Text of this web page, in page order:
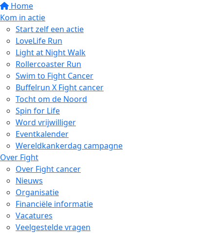
Home
Kom in actie
Start zelf een actie
LoveLife Run
Light at Night Walk
Rollercoaster Run
Swim to Fight Cancer
Buffelrun X Fight cancer
Tocht om de Noord
Spin for Life
Word vrijwilliger
Eventkalender
Wereldkankerdag campagne
Over Fight
Over Fight cancer
Nieuws
Organisatie
Financiële informatie
Vacatures
Veelgestelde vragen